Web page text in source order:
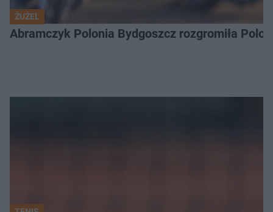
ŻUŻEL
Abramczyk Polonia Bydgoszcz rozgromiła